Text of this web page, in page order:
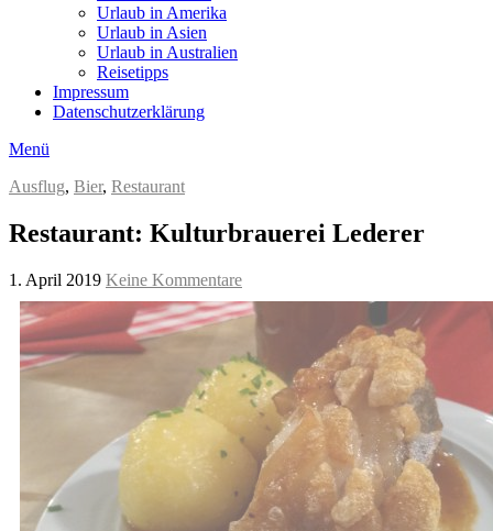
Urlaub in Amerika
Urlaub in Asien
Urlaub in Australien
Reisetipps
Impressum
Datenschutzerklärung
Menü
Ausflug, Bier, Restaurant
Restaurant: Kulturbrauerei Lederer
1. April 2019 Keine Kommentare